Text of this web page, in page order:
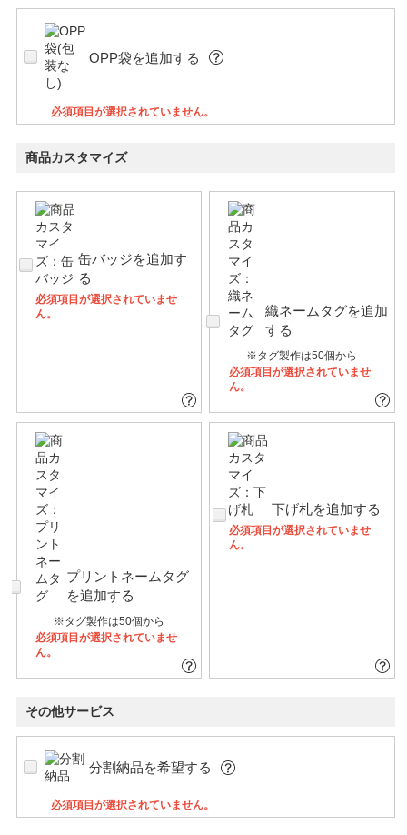
OPP袋を追加する
必須項目が選択されていません。
商品カスタマイズ
缶バッジを追加す
る
必須項目が選択されていませ
ん。
織ネームタグを追加
する
※タグ製作は50個から
必須項目が選択されていませ
ん。
プリントネームタグ
を追加する
※タグ製作は50個から
必須項目が選択されていませ
ん。
下げ札を追加する
必須項目が選択されていませ
ん。
その他サービス
分割納品を希望する
必須項目が選択されていません。